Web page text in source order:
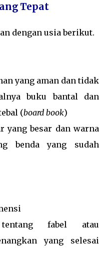
Tepat
dengan usia berikut.
yang aman dan tidak
buku bantal dan
(board book)
yang besar dan warna
benda yang sudah
fabel atau
yang selesai